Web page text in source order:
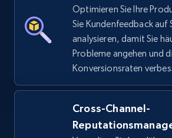
378+ Jetzt
Seller reviews, Breadcrumbs, Root
Optimieren Sie Ihre
Sie Kundenfeedback auf
analysieren, damit Sie
Probleme angehen und
Konversionsraten
Cross-Channel-